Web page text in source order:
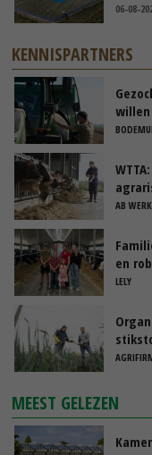
06-08-
KENNISPARTNERS
AB
en
LELY
MEEST GELEZEN